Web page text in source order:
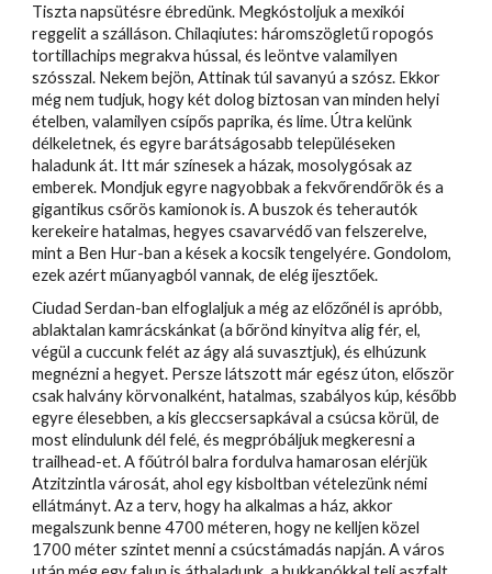
Tiszta napsütésre ébredünk. Megkóstoljuk a mexikói
reggelit a szálláson. Chilaqiutes: háromszögletű ropogós
tortillachips megrakva hússal, és leöntve valamilyen
szósszal. Nekem bejön, Attinak túl savanyú a szósz. Ekkor
még nem tudjuk, hogy két dolog biztosan van minden helyi
ételben, valamilyen csípős paprika, és lime. Útra kelünk
délkeletnek, és egyre barátságosabb településeken
haladunk át. Itt már színesek a házak, mosolygósak az
emberek. Mondjuk egyre nagyobbak a fekvőrendőrök és a
gigantikus csőrös kamionok is. A buszok és teherautók
kerekeire hatalmas, hegyes csavarvédő van felszerelve,
mint a Ben Hur-ban a kések a kocsik tengelyére. Gondolom,
ezek azért műanyagból vannak, de elég ijesztőek.
Ciudad Serdan-ban elfoglaljuk a még az előzőnél is apróbb,
ablaktalan kamrácskánkat (a bőrönd kinyitva alig fér, el,
végül a cuccunk felét az ágy alá suvasztjuk), és elhúzunk
megnézni a hegyet. Persze látszott már egész úton, először
csak halvány körvonalként, hatalmas, szabályos kúp, később
egyre élesebben, a kis gleccsersapkával a csúcsa körül, de
most elindulunk dél felé, és megpróbáljuk megkeresni a
trailhead-et. A főútról balra fordulva hamarosan elérjük
Atzitzintla városát, ahol egy kisboltban vételezünk némi
ellátmányt. Az a terv, hogy ha alkalmas a ház, akkor
megalszunk benne 4700 méteren, hogy ne kelljen közel
1700 méter szintet menni a csúcstámadás napján. A város